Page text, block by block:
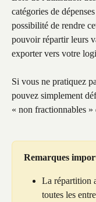
catégories de
possibilité de rendre
pouvoir répartir leurs
exporter vers votre
Si vous ne pratiquez
pouvez simplement
« non fractionnables »
Remarques
La répartition
toutes les